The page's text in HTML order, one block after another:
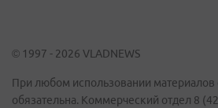
© 1997 - 2026 VLADNEWS
При любом использовании материалов
обязательна. Коммерческий отдел 8